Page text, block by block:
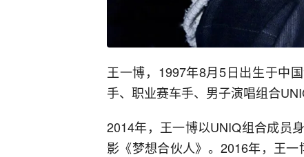
王一博，1997年8月5日出生于中
手、职业赛车手、男子演唱组合
2014年，王一博以UNIQ组合成员
影《梦想合伙人》。2016年，王